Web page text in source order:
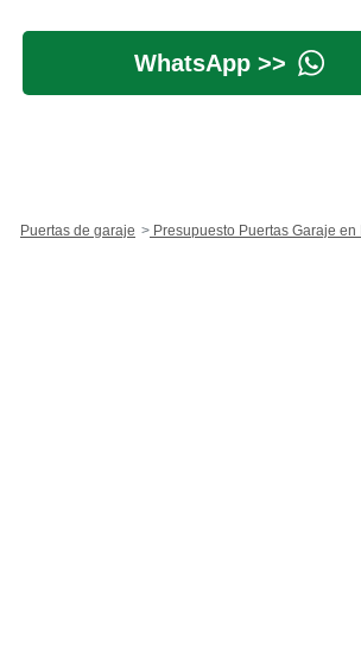
WhatsApp >>
Puertas de garaje Presupuesto Puertas Garaje en